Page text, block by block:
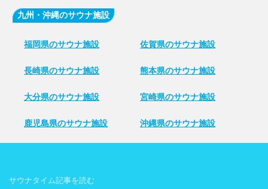
九州・沖縄のサウナ施設
福岡県のサウナ施設 佐賀県のサウナ施設
長崎県のサウナ施設 熊本県のサウナ施設
大分県のサウナ施設 宮崎県のサウナ施設
鹿児島県のサウナ施設 沖縄県のサウナ施設
サウナタイム記事を読む